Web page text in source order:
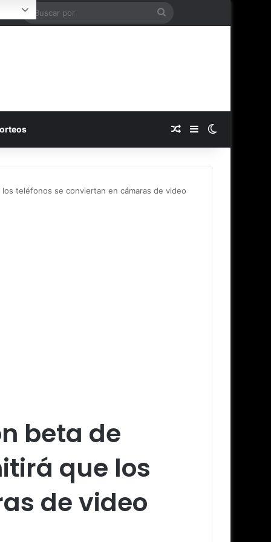
Buscar
Publicación al azar
Barra lateral
teléfonos se conviertan en cámaras de video
beta de
que los
de video